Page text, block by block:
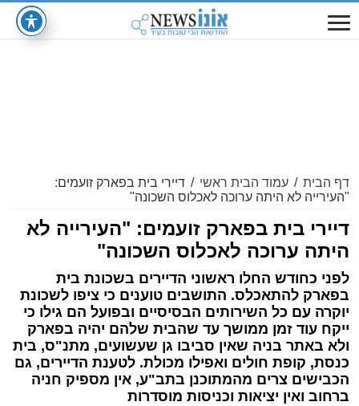
דף הבית / עמוד הבית ראשי / דיירי בית בפארק זועמים:
"העירייה לא היתה ערוכה לאכלוס השכונה"
דיירי בית בפארק זועמים: "העירייה לא
היתה ערוכה לאכלוס השכונה"
לפני כחודש החלו ראשוני הדיירים בשכונת בית
בפארק להתאכלס. התושבים טוענים כי ציפו לשכונת
יוקרה עם כל השירותים הבסיסיים ובפועל הם גילו כי
ייקח עוד זמן ממושך עד שהבית שלהם יהיה בפארק
ולא באתר בניה שאין סביבו גן שעשועים, מתנ"ס, בית
כנסת, קופת חולים ואפילו מכולת. לטענת הדיירים, גם
הכבישים צרים מהמתוכנן בתב"ע, אין מספיק חניה
ברחוב ואין יציאות וכניסות מוסדרות